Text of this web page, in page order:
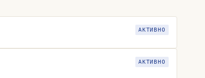
АКТИВНО
АКТИВНО